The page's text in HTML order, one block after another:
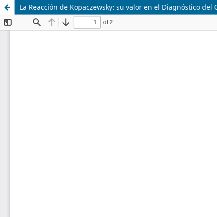
La Reacción de Kopaczewsky: su valor en el Diagnóstico del